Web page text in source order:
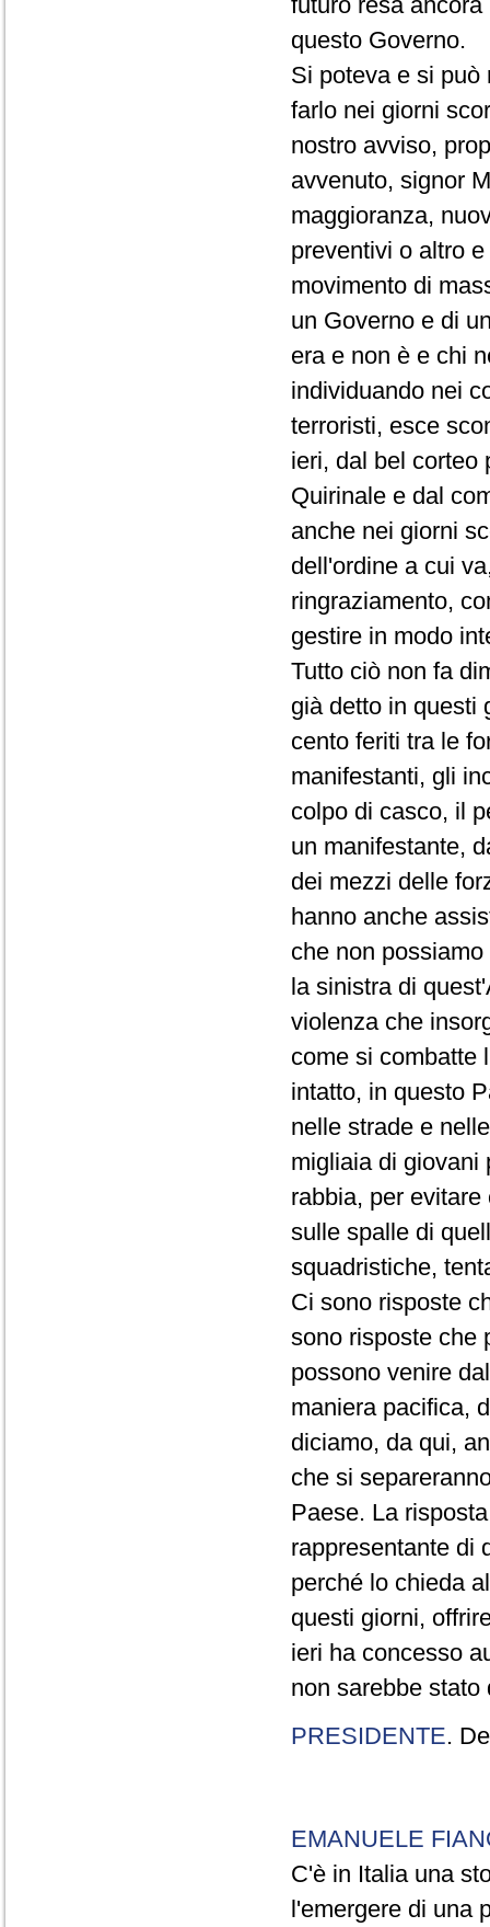
questo Governo.
Si poteva e si può
farlo nei giorni
nostro avviso,
avvenuto, signor
maggioranza,
preventivi o altro
movimento di
un Governo e di
era e non è e chi
individuando nei
terroristi, esce
ieri, dal bel corteo
Quirinale e dal
anche nei giorni
dell'ordine a cui
ringraziamento,
gestire in modo
Tutto ciò non fa
già detto in questi
cento feriti tra le
manifestanti, gli
colpo di casco, il
un manifestante,
dei mezzi delle
hanno anche
che non
la sinistra di
violenza che
come si combatte
intatto, in questo
nelle strade e
migliaia di giovani
rabbia, per
sulle spalle di
squadristiche,
Ci sono risposte
sono risposte che
possono venire
maniera pacifica,
diciamo, da qui,
che si
Paese. La
rappresentante di
perché lo chieda
questi giorni,
ieri ha concesso
non sarebbe stato
PRESIDENTE.
EMANUELE
C'è in Italia una
l'emergere di una